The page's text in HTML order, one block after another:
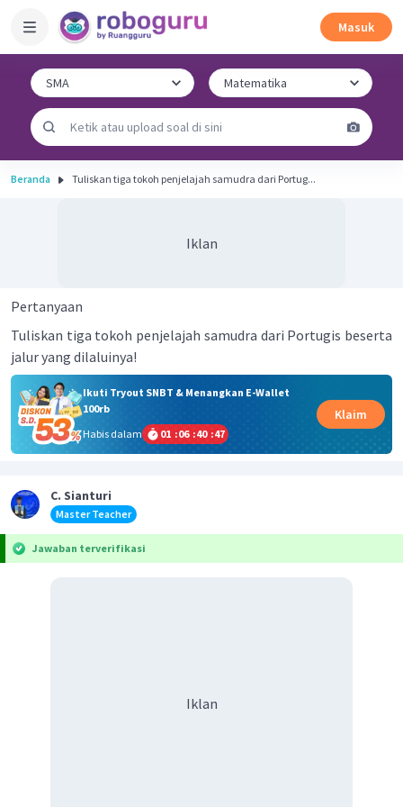
Masuk
Beranda Tuliskan tiga tokoh penjelajah samudra dari Portug...
Iklan
Pertanyaan
Tuliskan tiga tokoh penjelajah samudra dari Portugis beserta
jalur yang dilaluinya!
Ikuti Tryout SNBT & Menangkan E-Wallet
100rb
Habis dalam
01 :06 :40 :46
Klaim
C. Sianturi
Master Teacher
Jawaban terverifikasi
Iklan